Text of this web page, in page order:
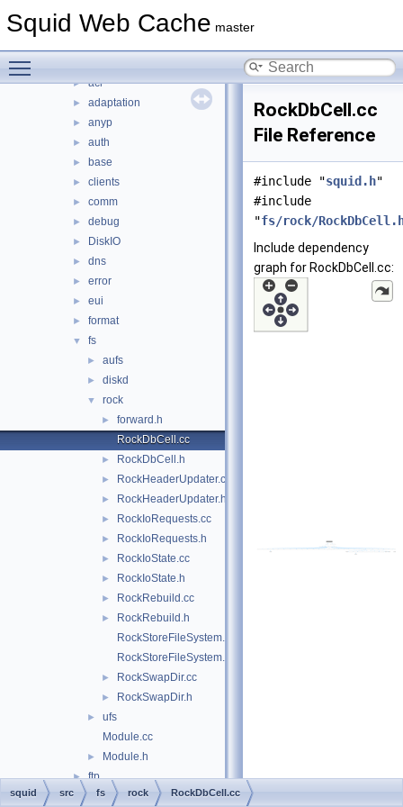
Squid Web Cache master
► lib
► acl
► adaptation
► anyp
► auth
► base
► clients
► comm
► debug
► DiskIO
► dns
► error
► eui
► format
▼ fs
► aufs
► diskd
▼ rock
►
forward.h
RockDbCell.cc
► RockDbCell.h
► RockHeaderUpdater.cc
► RockHeaderUpdater.h
► RockIoRequests.cc
► RockIoRequests.h
► RockIoState.cc
► RockIoState.h
► RockRebuild.cc
►
RockRebuild.h
RockStoreFileSystem.cc
RockStoreFileSystem.h
► RockSwapDir.cc
► RockSwapDir.h
►
ufs
Module.cc
► Module.h
► ftp
► helper
RockDbCell.cc
File Reference
#include "squid.h"
#include
"fs/rock/
Include dependency
graph for RockDbCell.cc:
squid src fs rock RockDbCell.cc